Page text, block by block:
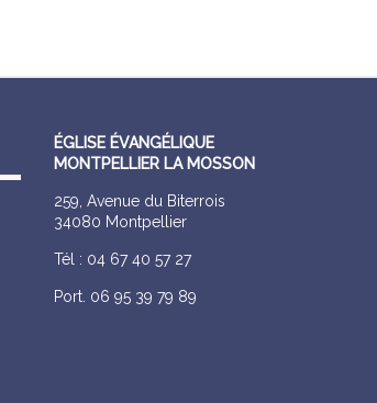
ÉGLISE ÉVANGÉLIQUE
MONTPELLIER LA MOSSON
259, Avenue du Biterrois
34080 Montpellier
Tél : 04 67 40 57 27
Port. 06 95 39 79 89